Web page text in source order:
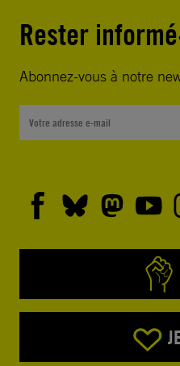
Rester
Abonnez-vous à notre